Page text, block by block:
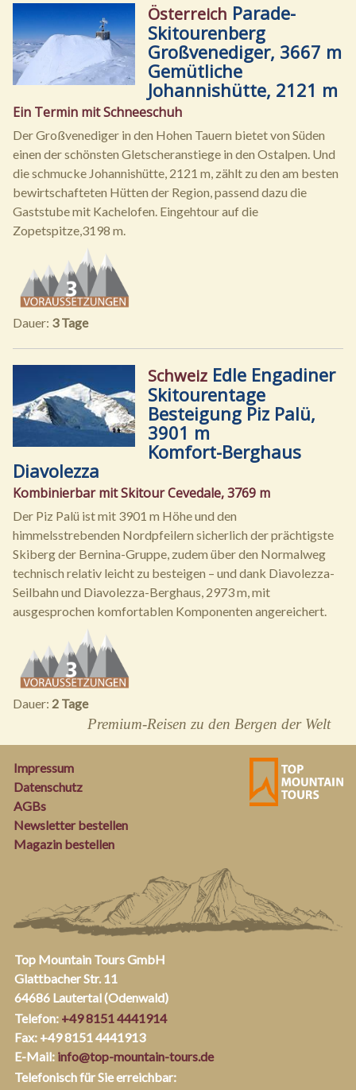
Österreich Parade-
Skitourenberg
Großvenediger, 3667 m
Gemütliche
Johannishütte, 2121 m
Ein Termin mit Schneeschuh
Der Großvenediger in den Hohen Tauern bietet von Süden
einen der schönsten Gletscheranstiege in den Ostalpen. Und
die schmucke Johannishütte, 2121 m, zählt zu den am besten
bewirtschafteten Hütten der Region, passend dazu die
Gaststube mit Kachelofen. Eingehtour auf die
Zopetspitze,3198 m.
Dauer: 3 Tage
Schweiz Edle Engadiner
Skitourentage
Besteigung Piz Palü,
3901 m
Komfort-Berghaus
Diavolezza
Kombinierbar mit Skitour Cevedale, 3769 m
Der Piz Palü ist mit 3901 m Höhe und den
himmelsstrebenden Nordpfeilern sicherlich der prächtigste
Skiberg der Bernina-Gruppe, zudem über den Normalweg
technisch relativ leicht zu besteigen – und dank Diavolezza-
Seilbahn und Diavolezza-Berghaus, 2973 m, mit
ausgesprochen komfortablen Komponenten angereichert.
Dauer: 2 Tage
Premium-Reisen zu den Bergen der Welt
Impressum
Datenschutz
AGBs
Newsletter bestellen
Magazin bestellen
Top Mountain Tours GmbH
Glattbacher Str. 11
64686 Lautertal (Odenwald)
Telefon: +49 8151 4441914
Fax: +49 8151 4441913
E-Mail: info@top-mountain-tours.de
Telefonisch für Sie erreichbar: